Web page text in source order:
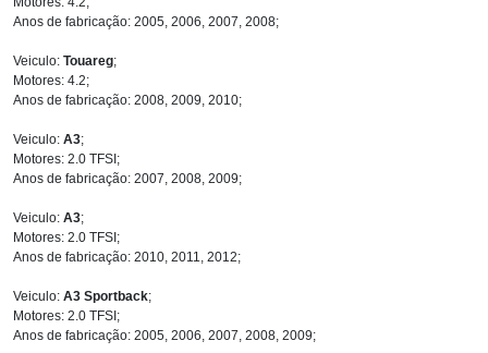
Anos de fabricação: 2005, 2006, 2007, 2008;
Veiculo: Touareg;
Motores: 4.2;
Anos de fabricação: 2008, 2009, 2010;
Veiculo: A3;
Motores: 2.0 TFSI;
Anos de fabricação: 2007, 2008, 2009;
Veiculo: A3;
Motores: 2.0 TFSI;
Anos de fabricação: 2010, 2011, 2012;
Veiculo: A3 Sportback;
Motores: 2.0 TFSI;
Anos de fabricação: 2005, 2006, 2007, 2008, 2009;